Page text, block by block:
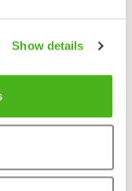
Show details
). Sen eteläraja
muotoja,
lehdet; var.
harvaan